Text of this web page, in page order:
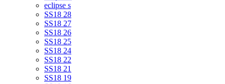
eclipse s
SS18 28
SS18 27
SS18 26
SS18 25
SS18 24
SS18 22
SS18 21
SS18 19